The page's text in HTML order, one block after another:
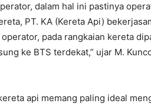
dalam hal ini pastinya
PT. KA (Kereta Api)
pada rangkaian kereta
ke BTS terdekat,” ujar M.
api memang paling ideal